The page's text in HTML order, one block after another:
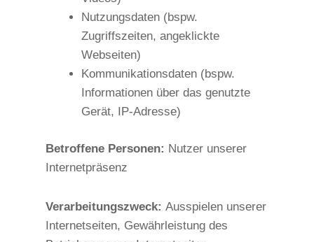
Nutzungsdaten (bspw.
Zugriffszeiten, angeklickte
Webseiten)
Kommunikationsdaten (bspw.
Informationen über das genutzte
Gerät, IP-Adresse)
Betroffene Personen: Nutzer unserer
Internetpräsenz
Verarbeitungszweck: Ausspielen unserer
Internetseiten, Gewährleistung des